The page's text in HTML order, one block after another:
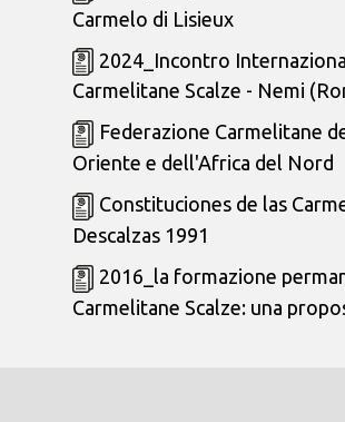
Carmelo di Lisieux
2024_Incontro
Carmelitane Scalze - Nemi
Federazione Carmelitane
Oriente e dell'Africa del Nord
Constituciones de las
Descalzas 1991
2016_la formazione
Carmelitane Scalze: una